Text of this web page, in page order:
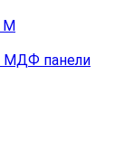
МДФ панели